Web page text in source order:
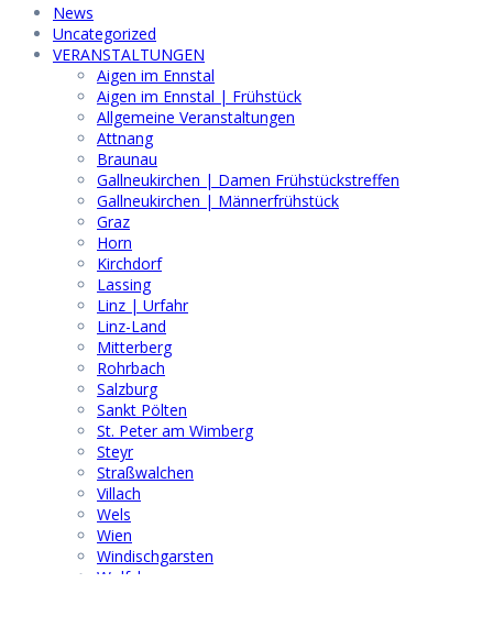
News
Uncategorized
VERANSTALTUNGEN
Aigen im Ennstal
Aigen im Ennstal | Frühstück
Allgemeine Veranstaltungen
Attnang
Braunau
Gallneukirchen | Damen Frühstückstreffen
Gallneukirchen | Männerfrühstück
Graz
Horn
Kirchdorf
Lassing
Linz | Urfahr
Linz-Land
Mitterberg
Rohrbach
Salzburg
Sankt Pölten
St. Peter am Wimberg
Steyr
Straßwalchen
Villach
Wels
Wien
Windischgarsten
Wolfsberg